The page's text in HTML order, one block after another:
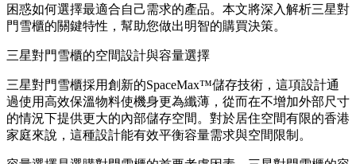
困惑如何選擇最適合自己需求的產品。本文將深入解析三星對
門雪櫃的關鍵特性，幫助您做出明智的購買決策。
三星對門雪櫃的空間設計與容量選擇
三星對門雪櫃採用創新的SpaceMax™儲存技術，這項設計通
過使用高效保溫物料使機身更為纖薄，從而在不增加外部尺寸
的情況下提供更大的內部儲存空間。對於居住空間有限的香港
家庭來說，這種設計能有效平衡容量需求與空間限制。